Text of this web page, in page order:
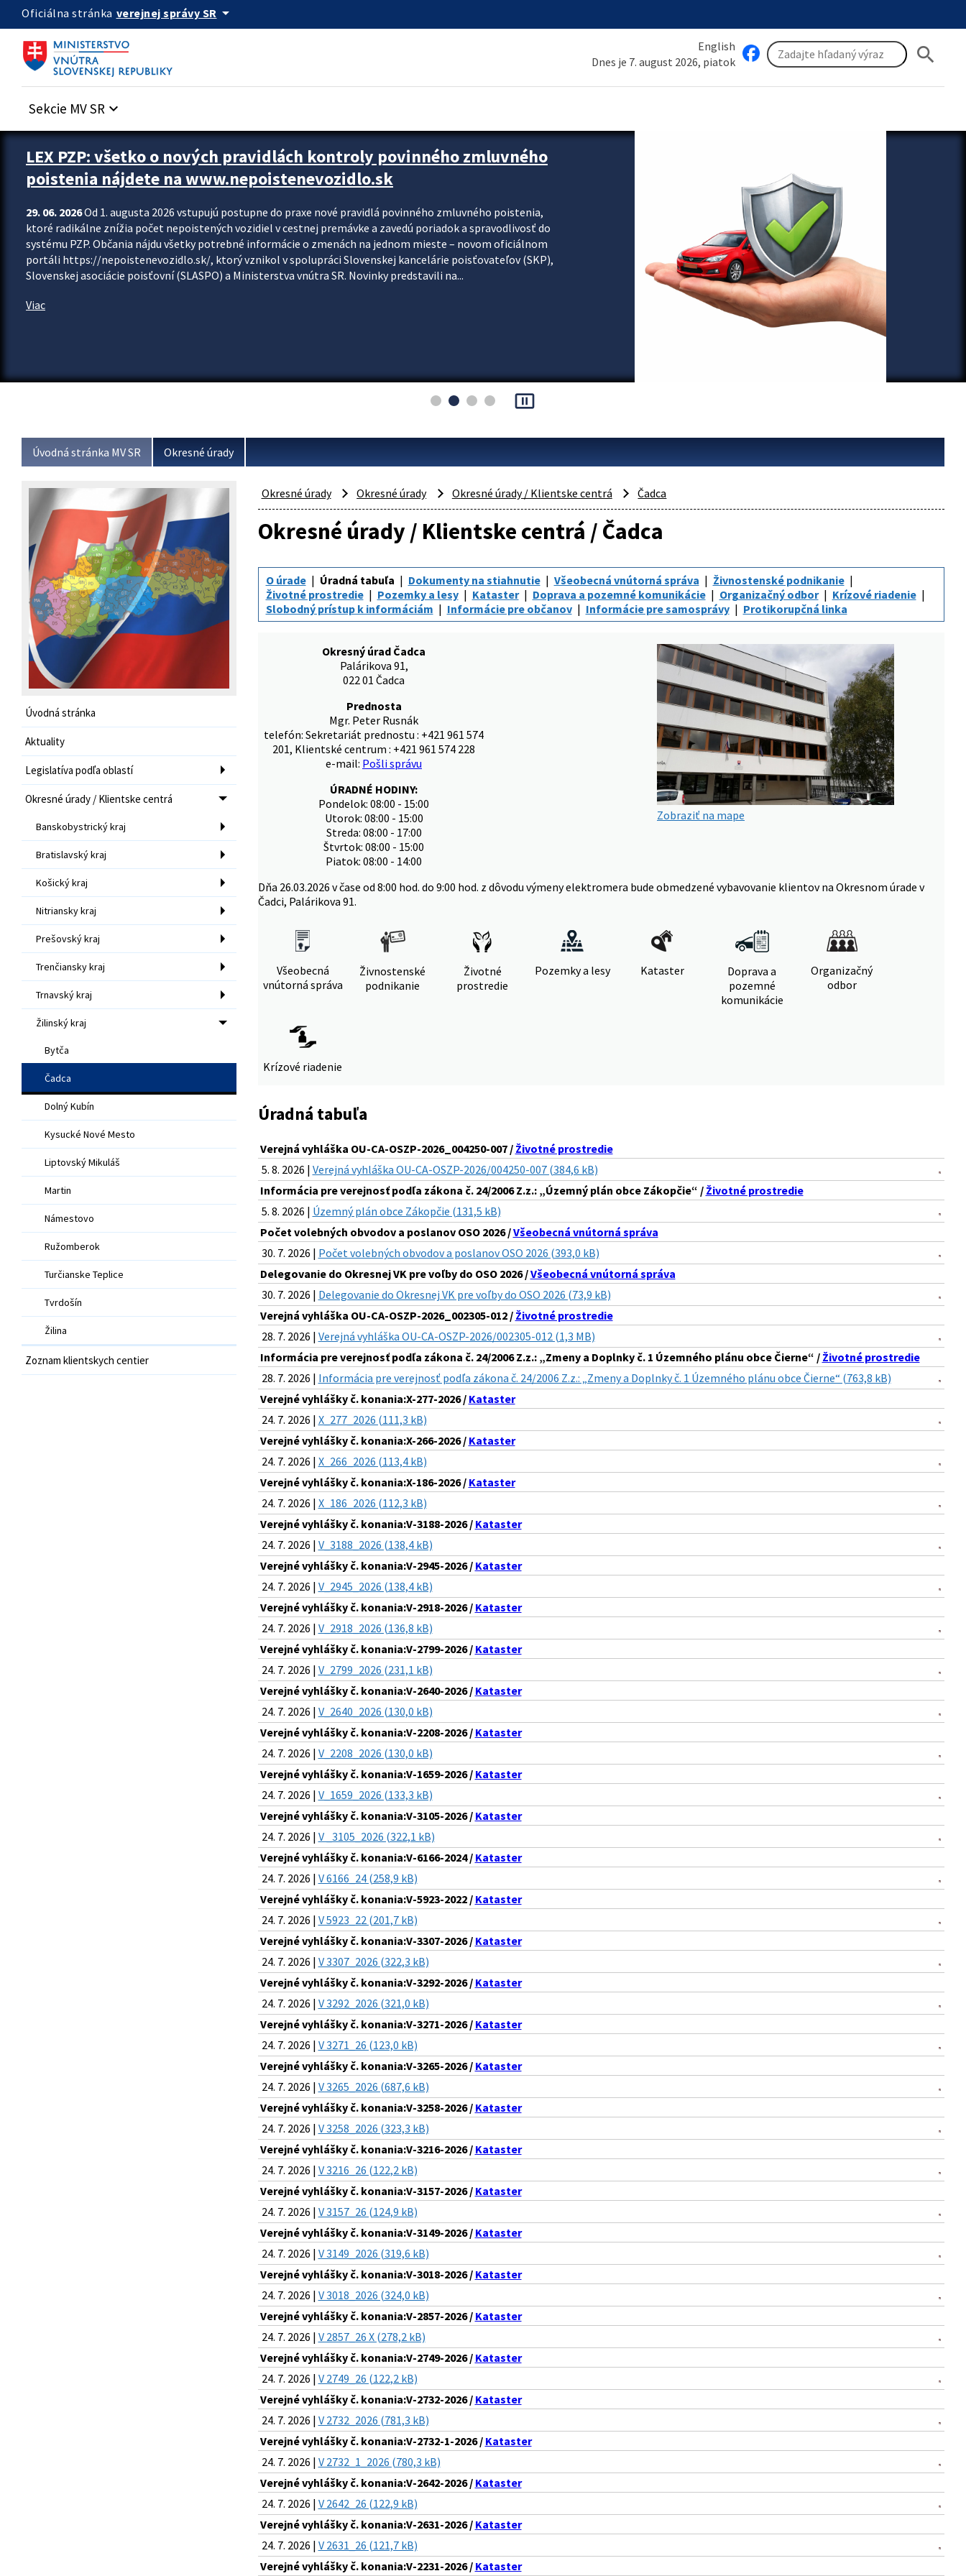
Preskocit na hlavný obsah
Oficiálna stránka verejnej správy SR arrow_drop_down
English
Dnes je 7. august 2026, piatok
search
Sekcie MV SR keyboard_arrow_down
Zastavit automatický posun upútavok
LEX PZP: všetko o nových pravidlách kontroly povinného zmluvného
poistenia nájdete na www.nepoistenevozidlo.sk
29. 06. 2026Od 1. augusta 2026 vstupujú postupne do praxe nové pravidlá povinného zmluvného poistenia,
ktoré radikálne znížia počet nepoistených vozidiel v cestnej premávke a zavedú poriadok a spravodlivosť do
systému PZP. Občania nájdu všetky potrebné informácie o zmenách na jednom mieste – novom oficiálnom
portáli https://nepoistenevozidlo.sk/, ktorý vznikol v spolupráci Slovenskej kancelárie poisťovateľov (SKP),
Slovenskej asociácie poisťovní (SLASPO) a Ministerstva vnútra SR. Novinky predstavili na...
Viac
pause_presentation
Úvodná stránka MV SR Okresné úrady
Úvodná stránka
Aktuality
Legislatíva podľa oblastí
Okresné úrady / Klientske centrá
Banskobystrický kraj
Bratislavský kraj
Košický kraj
Nitriansky kraj
Prešovský kraj
Trenčiansky kraj
Trnavský kraj
Žilinský kraj
Bytča
Čadca
Dolný Kubín
Kysucké Nové Mesto
Liptovský Mikuláš
Martin
Námestovo
Ružomberok
Turčianske Teplice
Tvrdošín
Žilina
Zoznam klientskych centier
Okresné úrady Okresné úrady Okresné úrady / Klientske centrá Čadca
Okresné úrady / Klientske centrá / Čadca
O úrade Úradná tabuľa Dokumenty na stiahnutie Všeobecná vnútorná správa
Živnostenské podnikanie
Životné prostredie
Pozemky a lesy Kataster Doprava a pozemné komunikácie Organizačný odbor
Krízové riadenie
Slobodný prístup k informáciám
Informácie pre občanov Informácie pre samosprávy Protikorupčná linka
Okresný úrad Čadca
Palárikova 91,
022 01 Čadca
Prednosta
Mgr. Peter Rusnák
telefón: Sekretariát prednostu : +421 961 574
201, Klientské centrum : +421 961 574 228
e-mail: Pošli správu
ÚRADNÉ HODINY:
Pondelok: 08:00 - 15:00
Utorok: 08:00 - 15:00
Streda: 08:00 - 17:00
Štvrtok: 08:00 - 15:00
Piatok: 08:00 - 14:00
Zobraziť na mape
Dňa 26.03.2026 v čase od 8:00 hod. do 9:00 hod. z dôvodu výmeny elektromera bude obmedzené vybavovanie klientov na Okresnom úrade v
Čadci, Palárikova 91.
Všeobecná
vnútorná správa
Živnostenské
podnikanie
Životné
prostredie
Pozemky a lesy Kataster
Doprava a
pozemné
komunikácie
Organizačný
odbor
Krízové riadenie
Úradná tabuľa
Verejná vyhláška OU-CA-OSZP-2026_004250-007 / Životné prostredie
5. 8. 2026 | Verejná vyhláška OU-CA-OSZP-2026/004250-007 (384,6 kB)
Informácia pre verejnosť podľa zákona č. 24/2006 Z.z.: „Územný plán obce Zákopčie“ / Životné prostredie
5. 8. 2026 | Územný plán obce Zákopčie (131,5 kB)
Počet volebných obvodov a poslanov OSO 2026 /Všeobecná vnútorná správa
30. 7. 2026 | Počet volebných obvodov a poslanov OSO 2026 (393,0 kB)
Delegovanie do Okresnej VK pre voľby do OSO 2026 /Všeobecná vnútorná správa
30. 7. 2026 | Delegovanie do Okresnej VK pre voľby do OSO 2026 (73,9 kB)
Verejná vyhláška OU-CA-OSZP-2026_002305-012 / Životné prostredie
28. 7. 2026 | Verejná vyhláška OU-CA-OSZP-2026/002305-012 (1,3 MB)
Informácia pre verejnosť podľa zákona č. 24/2006 Z.z.: „Zmeny a Doplnky č. 1 Územného plánu obce Čierne“ / Životné prostredie
28. 7. 2026 | Informácia pre verejnosť podľa zákona č. 24/2006 Z.z.: „Zmeny a Doplnky č. 1 Územného plánu obce Čierne“ (763,8 kB)
Verejné vyhlášky č. konania:X-277-2026 / Kataster
24. 7. 2026 | X_277_2026 (111,3 kB)
Verejné vyhlášky č. konania:X-266-2026 / Kataster
24. 7. 2026 | X_266_2026 (113,4 kB)
Verejné vyhlášky č. konania:X-186-2026 / Kataster
24. 7. 2026 | X_186_2026 (112,3 kB)
Verejné vyhlášky č. konania:V-3188-2026 / Kataster
24. 7. 2026 | V_3188_2026 (138,4 kB)
Verejné vyhlášky č. konania:V-2945-2026 / Kataster
24. 7. 2026 | V_2945_2026 (138,4 kB)
Verejné vyhlášky č. konania:V-2918-2026 / Kataster
24. 7. 2026 | V_2918_2026 (136,8 kB)
Verejné vyhlášky č. konania:V-2799-2026 / Kataster
24. 7. 2026 | V_2799_2026 (231,1 kB)
Verejné vyhlášky č. konania:V-2640-2026 / Kataster
24. 7. 2026 | V_2640_2026 (130,0 kB)
Verejné vyhlášky č. konania:V-2208-2026 / Kataster
24. 7. 2026 | V_2208_2026 (130,0 kB)
Verejné vyhlášky č. konania:V-1659-2026 / Kataster
24. 7. 2026 | V_1659_2026 (133,3 kB)
Verejné vyhlášky č. konania:V-3105-2026 / Kataster
24. 7. 2026 | V _3105_2026 (322,1 kB)
Verejné vyhlášky č. konania:V-6166-2024 / Kataster
24. 7. 2026 | V 6166_24 (258,9 kB)
Verejné vyhlášky č. konania:V-5923-2022 / Kataster
24. 7. 2026 | V 5923_22 (201,7 kB)
Verejné vyhlášky č. konania:V-3307-2026 / Kataster
24. 7. 2026 | V 3307_2026 (322,3 kB)
Verejné vyhlášky č. konania:V-3292-2026 / Kataster
24. 7. 2026 | V 3292_2026 (321,0 kB)
Verejné vyhlášky č. konania:V-3271-2026 / Kataster
24. 7. 2026 | V 3271_26 (123,0 kB)
Verejné vyhlášky č. konania:V-3265-2026 / Kataster
24. 7. 2026 | V 3265_2026 (687,6 kB)
Verejné vyhlášky č. konania:V-3258-2026 / Kataster
24. 7. 2026 | V 3258_2026 (323,3 kB)
Verejné vyhlášky č. konania:V-3216-2026 / Kataster
24. 7. 2026 | V 3216_26 (122,2 kB)
Verejné vyhlášky č. konania:V-3157-2026 / Kataster
24. 7. 2026 | V 3157_26 (124,9 kB)
Verejné vyhlášky č. konania:V-3149-2026 / Kataster
24. 7. 2026 | V 3149_2026 (319,6 kB)
Verejné vyhlášky č. konania:V-3018-2026 / Kataster
24. 7. 2026 | V 3018_2026 (324,0 kB)
Verejné vyhlášky č. konania:V-2857-2026 / Kataster
24. 7. 2026 | V 2857_26 X (278,2 kB)
Verejné vyhlášky č. konania:V-2749-2026 / Kataster
24. 7. 2026 | V 2749_26 (122,2 kB)
Verejné vyhlášky č. konania:V-2732-2026 / Kataster
24. 7. 2026 | V 2732_2026 (781,3 kB)
Verejné vyhlášky č. konania:V-2732-1-2026 / Kataster
24. 7. 2026 | V 2732_1_2026 (780,3 kB)
Verejné vyhlášky č. konania:V-2642-2026 / Kataster
24. 7. 2026 | V 2642_26 (122,9 kB)
Verejné vyhlášky č. konania:V-2631-2026 / Kataster
24. 7. 2026 | V 2631_26 (121,7 kB)
Verejné vyhlášky č. konania:V-2231-2026 / Kataster